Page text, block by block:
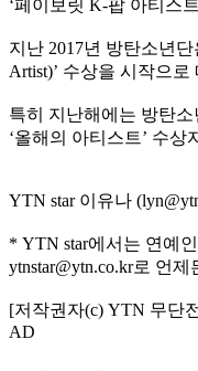
‘페이보릿 K-팝 아티스
지난 2017년 방탄소년
Artist)’ 수상을 시작으
특히 지난해에는 방탄소
‘올해의 아티스트’ 수상
YTN star 이유나
* YTN star에서는 연예
ytnstar@ytn.co.kr로 언
[저작권자(c) YTN 무단
AD